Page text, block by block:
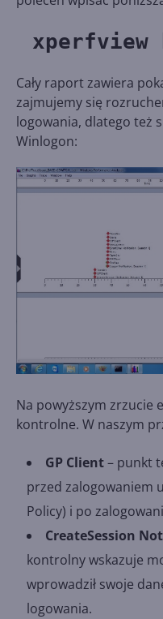
xperfview
Cały raport zawiera
zajmujemy się
logowania, dlatego też
Winlogon:
Na powyższym zrzucie
kontrolne. W naszym
GP Client– punkt
przed zalogowaniem
Policy) i po
CreateSession
kontrolny wskazuje
wprowadził swoje
logowania.